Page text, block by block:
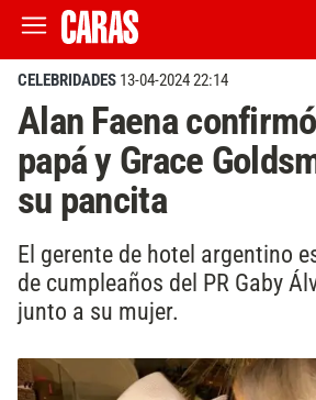
CELEBRIDADES 13-04-2024 22:14
Alan Faena
papá y Grace
su pancita
El gerente de hotel argentino
de cumpleaños del PR Gaby
junto a su mujer.